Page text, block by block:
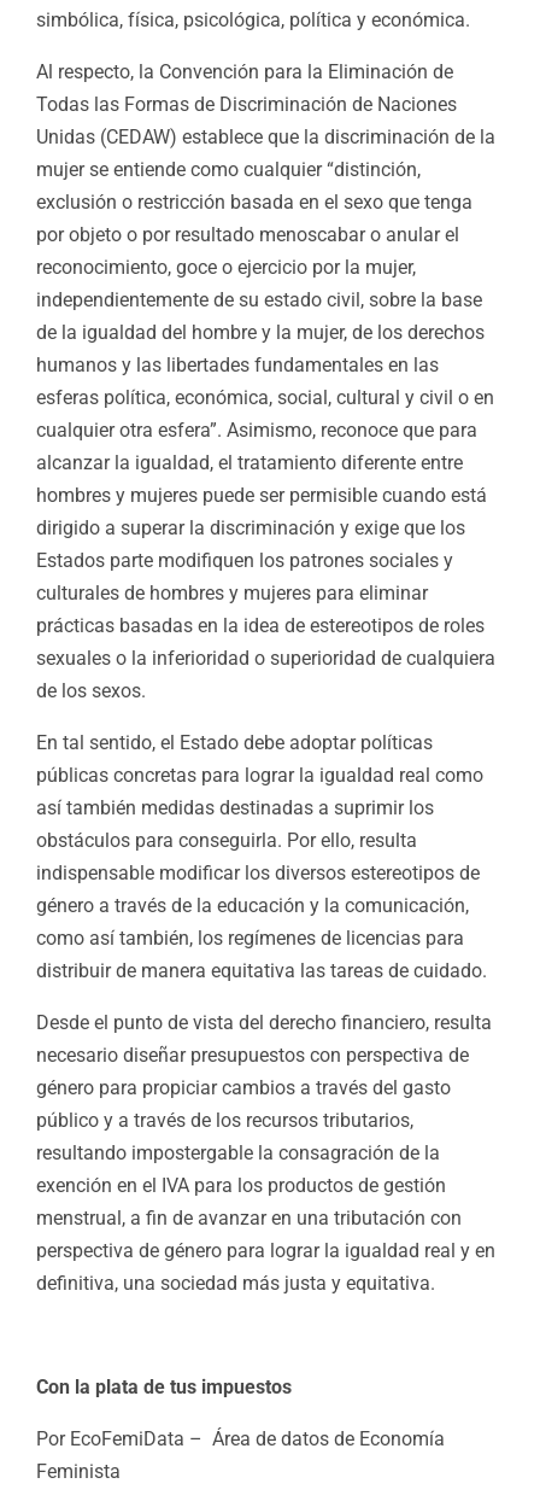
simbólica, física, psicológica, política y económica.
Al respecto, la Convención para la Eliminación de
Todas las Formas de Discriminación de Naciones
Unidas (CEDAW) establece que la discriminación de la
mujer se entiende como cualquier “distinción,
exclusión o restricción basada en el sexo que tenga
por objeto o por resultado menoscabar o anular el
reconocimiento, goce o ejercicio por la mujer,
independientemente de su estado civil, sobre la base
de la igualdad del hombre y la mujer, de los derechos
humanos y las libertades fundamentales en las
esferas política, económica, social, cultural y civil o en
cualquier otra esfera”. Asimismo, reconoce que para
alcanzar la igualdad, el tratamiento diferente entre
hombres y mujeres puede ser permisible cuando está
dirigido a superar la discriminación y exige que los
Estados parte modifiquen los patrones sociales y
culturales de hombres y mujeres para eliminar
prácticas basadas en la idea de estereotipos de roles
sexuales o la inferioridad o superioridad de cualquiera
de los sexos.
En tal sentido, el Estado debe adoptar políticas
públicas concretas para lograr la igualdad real como
así también medidas destinadas a suprimir los
obstáculos para conseguirla. Por ello, resulta
indispensable modificar los diversos estereotipos de
género a través de la educación y la comunicación,
como así también, los regímenes de licencias para
distribuir de manera equitativa las tareas de cuidado.
Desde el punto de vista del derecho financiero, resulta
necesario diseñar presupuestos con perspectiva de
género para propiciar cambios a través del gasto
público y a través de los recursos tributarios,
resultando impostergable la consagración de la
exención en el IVA para los productos de gestión
menstrual, a fin de avanzar en una tributación con
perspectiva de género para lograr la igualdad real y en
definitiva, una sociedad más justa y equitativa.
Con la plata de tus impuestos
Por EcoFemiData – Área de datos de Economía
Feminista